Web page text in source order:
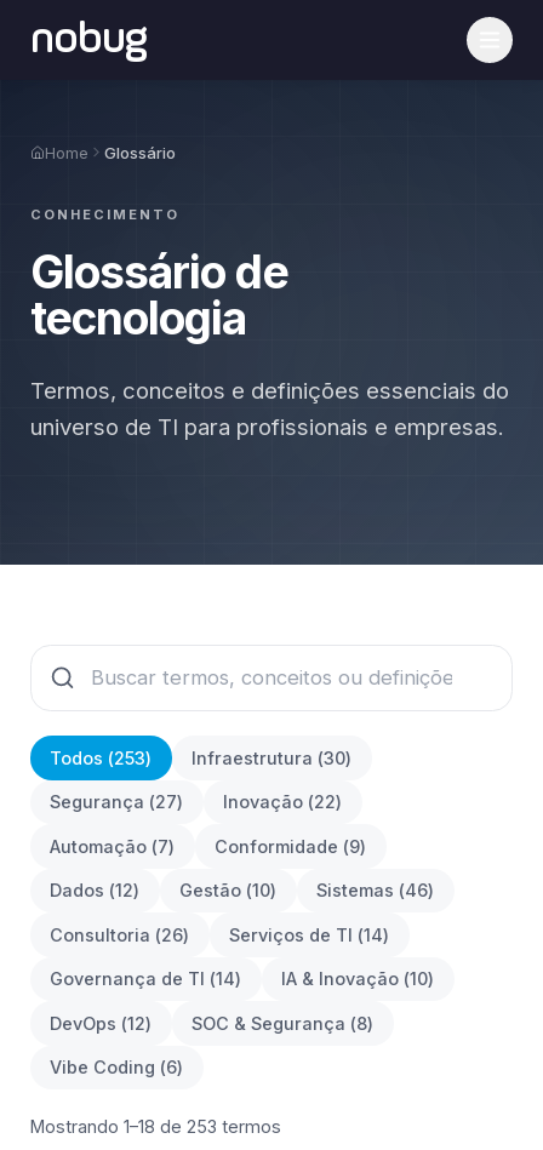
nobug
Home Glossário
CONHECIMENTO
Glossário de
tecnologia
Termos, conceitos e definições essenciais do
universo de TI para profissionais e empresas.
Todos (253) Infraestrutura (30)
Segurança (27) Inovação (22)
Automação (7) Conformidade (9)
Dados (12) Gestão (10) Sistemas (46)
Consultoria (26) Serviços de TI (14)
Governança de TI (14) IA & Inovação (10)
DevOps (12) SOC & Segurança (8)
Vibe Coding (6)
Mostrando 1–18 de 253 termos